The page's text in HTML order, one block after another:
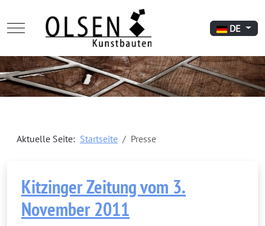
Mobile Menu Toggle Sprache
DE
Aktuelle Seite: Startseite Presse
Kitzinger Zeitung vom 3.
November 2011